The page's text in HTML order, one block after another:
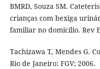
BMRD, Souza SM.
crianças com bexiga
familiar no domicílio. Rev
Tachizawa T, Mendes G.
Rio de Janeiro: FGV; 2006.